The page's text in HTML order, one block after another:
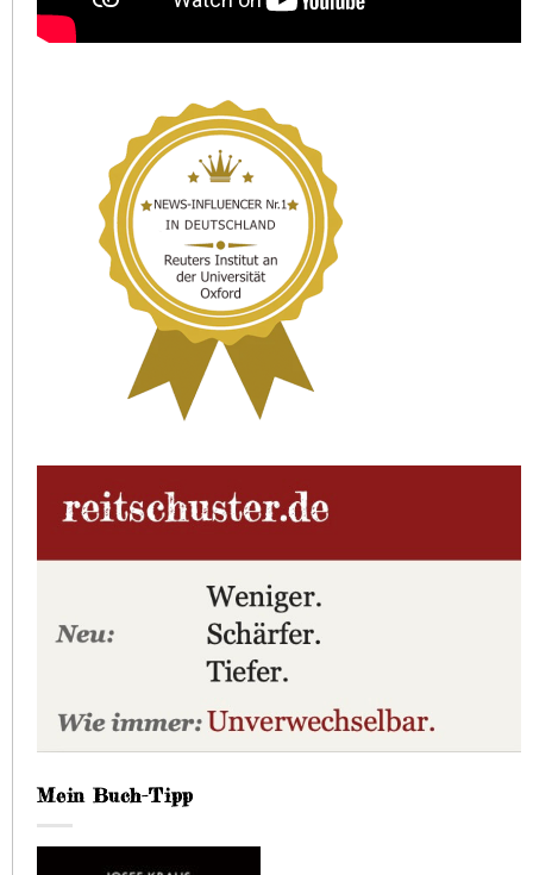
Mein Buch-Tipp